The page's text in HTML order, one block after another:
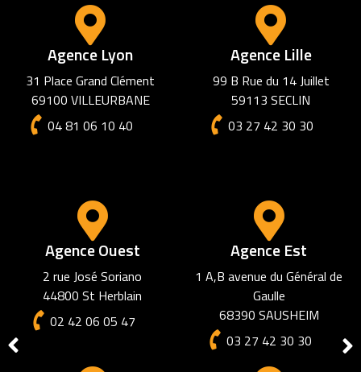
Agence Lyon
31 Place Grand Clément
69100 VILLEURBANE
04 81 06 10 40
Agence Lille
99 B Rue du 14 Juillet
59113 SECLIN
03 27 42 30 30
Agence Ouest
2 rue José Soriano
44800 St Herblain
02 42 06 05 47
Agence Est
1 A,B avenue du Général de
Gaulle
68390 SAUSHEIM
03 27 42 30 30